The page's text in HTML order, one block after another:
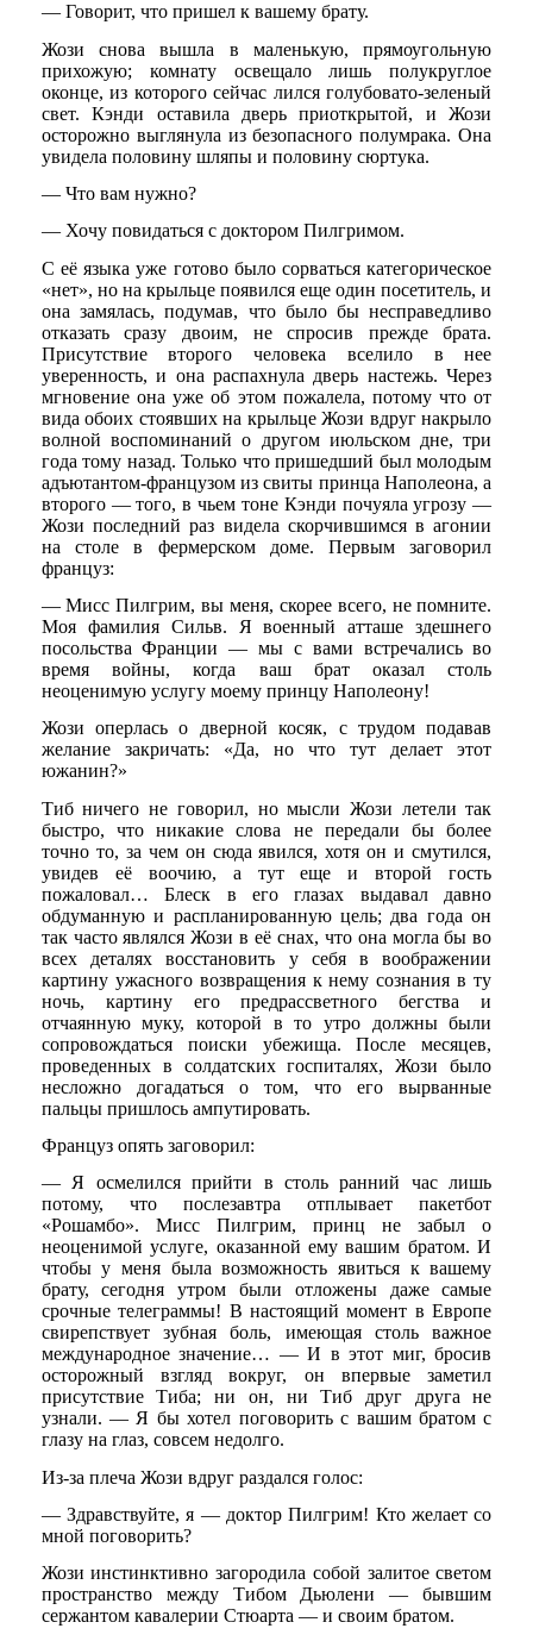
— Говорит, что пришел к вашему брату.
Жози снова вышла в маленькую, прямоугольную
прихожую; комнату освещало лишь полукруглое
оконце, из которого сейчас лился голубовато-зеленый
свет. Кэнди оставила дверь приоткрытой, и Жози
осторожно выглянула из безопасного полумрака. Она
увидела половину шляпы и половину сюртука.
— Что вам нужно?
— Хочу повидаться с доктором Пилгримом.
С её языка уже готово было сорваться категорическое
«нет», но на крыльце появился еще один посетитель, и
она замялась, подумав, что было бы несправедливо
отказать сразу двоим, не спросив прежде брата.
Присутствие второго человека вселило в нее
уверенность, и она распахнула дверь настежь. Через
мгновение она уже об этом пожалела, потому что от
вида обоих стоявших на крыльце Жози вдруг накрыло
волной воспоминаний о другом июльском дне, три
года тому назад. Только что пришедший был молодым
адъютантом-французом из свиты принца Наполеона, а
второго — того, в чьем тоне Кэнди почуяла угрозу —
Жози последний раз видела скорчившимся в агонии
на столе в фермерском доме. Первым заговорил
француз:
— Мисс Пилгрим, вы меня, скорее всего, не помните.
Моя фамилия Сильв. Я военный атташе здешнего
посольства Франции — мы с вами встречались во
время войны, когда ваш брат оказал столь
неоценимую услугу моему принцу Наполеону!
Жози оперлась о дверной косяк, с трудом подавав
желание закричать: «Да, но что тут делает этот
южанин?»
Тиб ничего не говорил, но мысли Жози летели так
быстро, что никакие слова не передали бы более
точно то, за чем он сюда явился, хотя он и смутился,
увидев её воочию, а тут еще и второй гость
пожаловал… Блеск в его глазах выдавал давно
обдуманную и распланированную цель; два года он
так часто являлся Жози в её снах, что она могла бы во
всех деталях восстановить у себя в воображении
картину ужасного возвращения к нему сознания в ту
ночь, картину его предрассветного бегства и
отчаянную муку, которой в то утро должны были
сопровождаться поиски убежища. После месяцев,
проведенных в солдатских госпиталях, Жози было
несложно догадаться о том, что его вырванные
пальцы пришлось ампутировать.
Француз опять заговорил:
— Я осмелился прийти в столь ранний час лишь
потому, что послезавтра отплывает пакетбот
«Рошамбо». Мисс Пилгрим, принц не забыл о
неоценимой услуге, оказанной ему вашим братом. И
чтобы у меня была возможность явиться к вашему
брату, сегодня утром были отложены даже самые
срочные телеграммы! В настоящий момент в Европе
свирепствует зубная боль, имеющая столь важное
международное значение… — И в этот миг, бросив
осторожный взгляд вокруг, он впервые заметил
присутствие Тиба; ни он, ни Тиб друг друга не
узнали. — Я бы хотел поговорить с вашим братом с
глазу на глаз, совсем недолго.
Из-за плеча Жози вдруг раздался голос:
— Здравствуйте, я — доктор Пилгрим! Кто желает со
мной поговорить?
Жози инстинктивно загородила собой залитое светом
пространство между Тибом Дьюлени — бывшим
сержантом кавалерии Стюарта — и своим братом.